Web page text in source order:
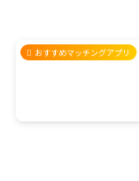
おすすめマッチングアプリ